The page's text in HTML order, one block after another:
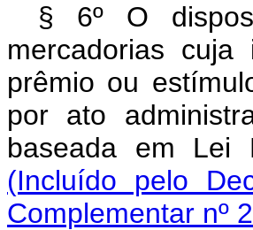
§ 6º O
mercadorias
prêmio ou
por ato
baseada em Lei
(Incluído pelo
Complementar nº